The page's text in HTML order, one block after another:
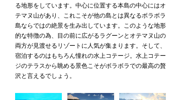
る地形をしています。中心に位置する本島の中心にはオ
テマヌ山があり、これこそが他の島とは異なるボラボラ
島ならではの絶景を生み出しています。このような地形
的な特徴の為、目の前に広がるラグーンとオテマヌ山の
両方が見渡せるリゾートに人気が集まります。そして、
宿泊するのはもちろん憧れの水上コテージ。水上コテー
ジのテラスから眺める景色こそがボラボラでの最高の贅
沢と言えるでしょう。